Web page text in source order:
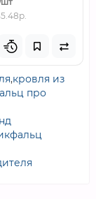
,кровля из
про